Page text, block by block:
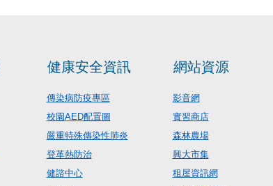
健康安全資訊
傳染病防疫專區
校園AED配置圖
嚴重特殊傳染性肺炎
登革熱防治
健諮中心
網站資源
影音網
實習商店
森林農場
興大市集
租屋資訊網